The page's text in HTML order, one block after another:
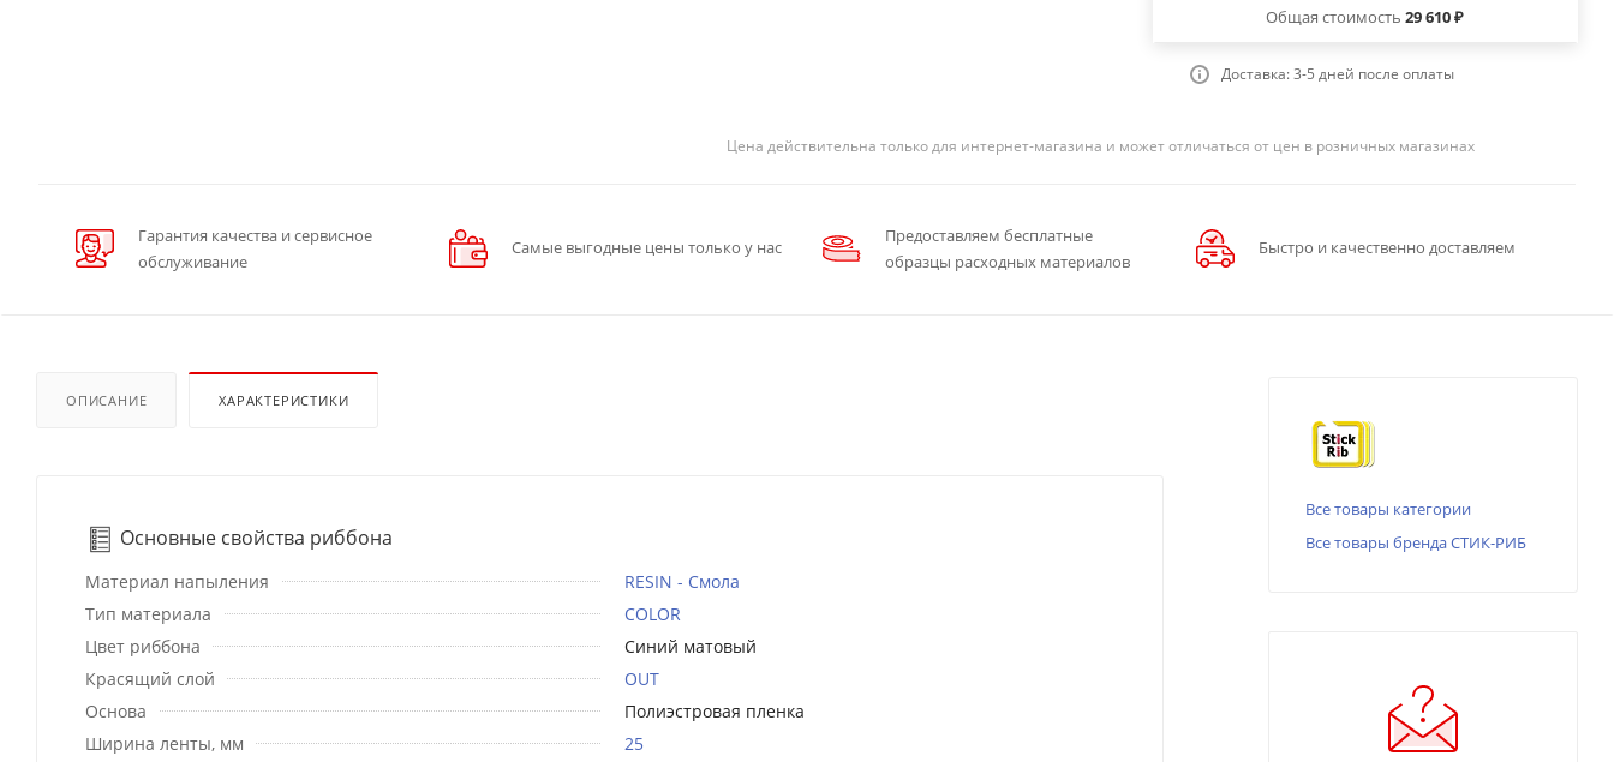
Общая стоимость29 610 ₽
Доставка: 3-5 дней после оплаты
Цена действительна только для интернет-магазина и может отличаться от цен в розничных магазинах
Гарантия качества и сервисное
обслуживание
Самые выгодные цены только у нас
Предоставляем бесплатные
образцы расходных материалов
Быстро и качественно доставляем
ОПИСАНИЕ ХАРАКТЕРИСТИКИ
Основные свойства риббона
Материал напыления
RESIN - Смола
Тип материала
COLOR
Цвет риббона
Синий матовый
Красящий слой
OUT
Основа
Полиэстровая пленка
Ширина ленты, мм
25
Все товары категории
Все товары бренда СТИК-РИБ